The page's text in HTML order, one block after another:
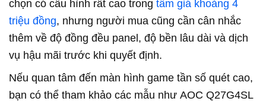
chọn có cấu hình rất cao trong tầm giá khoảng 4
triệu đồng, nhưng người mua cũng cần cân nhắc
thêm về độ đồng đều panel, độ bền lâu dài và dịch
vụ hậu mãi trước khi quyết định.
Nếu quan tâm đến màn hình game tần số quét cao,
bạn có thể tham khảo các mẫu như AOC Q27G4SL